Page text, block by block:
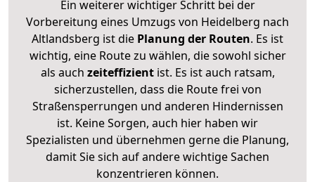
Ein weiterer wichtiger Schritt bei der
Vorbereitung eines Umzugs von Heidelberg nach
Altlandsberg ist die Planung der Routen. Es ist
wichtig, eine Route zu wählen, die sowohl sicher
als auch zeiteffizientist. Es ist auch ratsam,
sicherzustellen, dass die Route frei von
Straßensperrungen und anderen Hindernissen
ist. Keine Sorgen, auch hier haben wir
Spezialisten und übernehmen gerne die Planung,
damit Sie sich auf andere wichtige Sachen
konzentrieren können.